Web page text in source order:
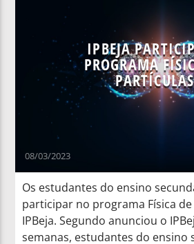
NOTÍCIAS NACIONAIS
IPBEJA
PROGRAMA
PARTÍCULAS
08/03/2023
Os estudantes do ensino
participar no programa Física
IPBeja. Segundo anunciou o
semanas, estudantes do ensino